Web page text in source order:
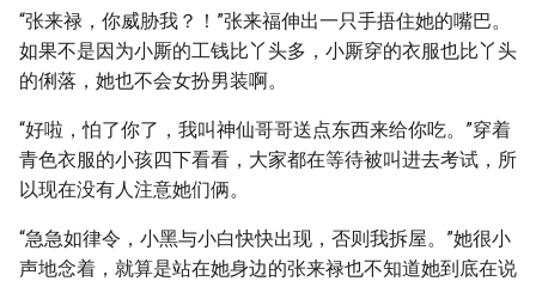
“张来禄，你威胁我？！”张来福伸出一只手捂住她的嘴巴。
如果不是因为小厮的工钱比丫头多，小厮穿的衣服也比丫头
的俐落，她也不会女扮男装啊。
“好啦，怕了你了，我叫神仙哥哥送点东西来给你吃。”穿着
青色衣服的小孩四下看看，大家都在等待被叫进去考试，所
以现在没有人注意她们俩。
“急急如律令，小黑与小白快快出现，否则我拆屋。”她很小
声地念着，就算是站在她身边的张来禄也不知道她到底在说